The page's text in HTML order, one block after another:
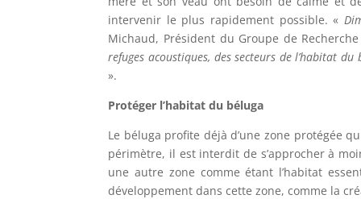
intervenir le plus rapidement possible. «
Michaud, Président du Groupe de
refuges acoustiques, des secteurs de l’habitat
».
Protéger l’habitat du béluga
Le béluga profite déjà d’une zone protégée
périmètre, il est interdit de s’approcher à
une autre zone comme étant l’habitat
développement dans cette zone, comme la